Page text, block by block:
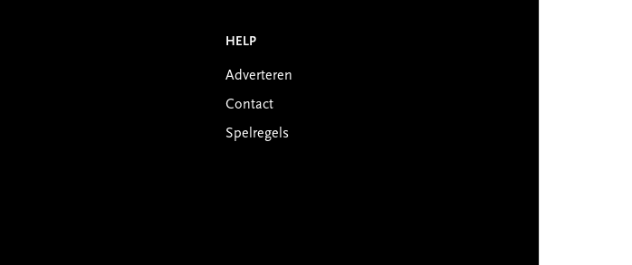
HELP
Adverteren
Contact
Spelregels